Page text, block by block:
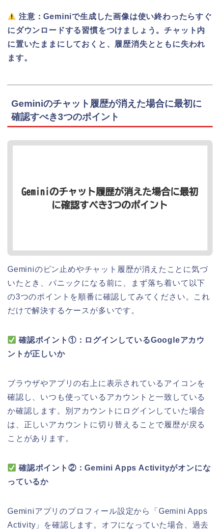
注意：Geminiで生成した画像は使い終わったらすぐ
にダウンロードする習慣をつけましょう。チャット内
に置いたままにしておくと、履歴消失とともに失われ
ます。
Geminiのチャット履歴が消えた場合に最初に
確認すべき3つのポイント
Geminiのピン止めやチャット履歴が消えたことに気づ
いたとき、パニックになる前に、まず落ち着いて以下
の3つのポイントを順番に確認してみてください。これ
だけで解決するケースが多いです。
確認ポイント①：ログインしているGoogleアカウ
ントが正しいか
ブラウザやアプリの右上に表示されているアイコンを
確認し、いつも使っているアカウントと一致している
か確認します。別アカウントにログインしていた場合
は、正しいアカウントに切り替えることで履歴が戻る
ことがあります。
確認ポイント②：Gemini Apps Activityがオンにな
っているか
Geminiアプリのプロフィール設定から「Gemini Apps
Activity」を確認します。オフになっていた場合、過去